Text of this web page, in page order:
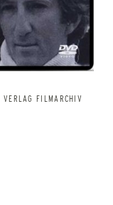
VERLAG FILMARCHIV